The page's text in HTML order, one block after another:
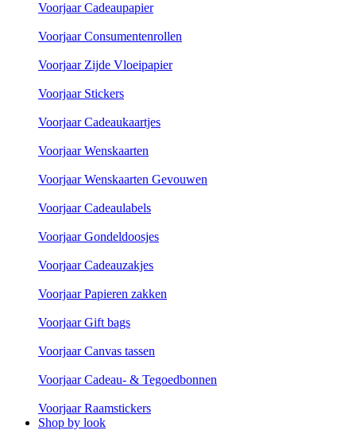
Voorjaar Cadeaupapier
Voorjaar Consumentenrollen
Voorjaar Zijde Vloeipapier
Voorjaar Stickers
Voorjaar Cadeaukaartjes
Voorjaar Wenskaarten
Voorjaar Wenskaarten Gevouwen
Voorjaar Cadeaulabels
Voorjaar Gondeldoosjes
Voorjaar Cadeauzakjes
Voorjaar Papieren zakken
Voorjaar Gift bags
Voorjaar Canvas tassen
Voorjaar Cadeau- & Tegoedbonnen
Voorjaar Raamstickers
Shop by look